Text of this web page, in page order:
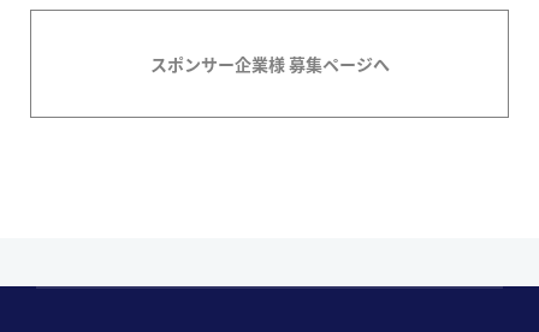
スポンサー企業様 募集ページへ